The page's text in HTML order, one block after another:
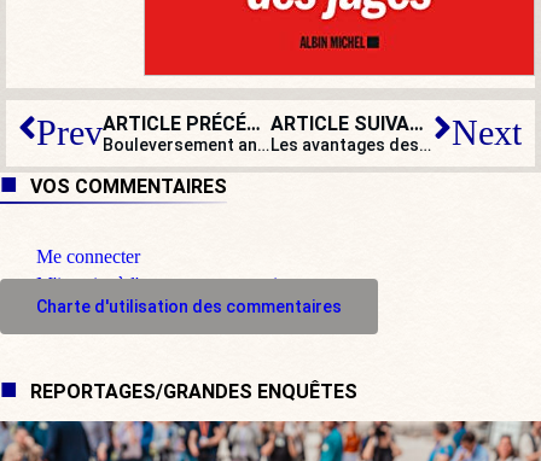
Prev ARTICLE PRÉCÉDENT
Bouleversement anthropologique ? Non : retour avant Clovis !
ARTICLE SUIVANT
Les avantages des anciens Premiers ministres revus à la baisse. Et si on s’occupait aussi des Présidents ? Next
VOS COMMENTAIRES
Me connecter
M'inscrire à l'espace commentaire
Charte d'utilisation des commentaires
REPORTAGES/GRANDES ENQUÊTES